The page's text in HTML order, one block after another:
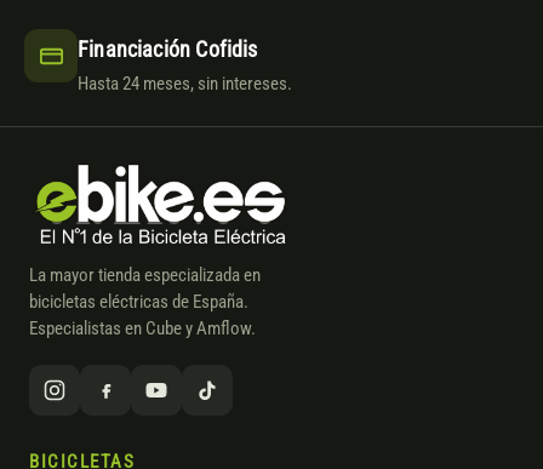
Financiación Cofidis
Hasta 24 meses, sin intereses.
La mayor tienda especializada en
bicicletas eléctricas de España.
Especialistas en Cube y Amflow.
BICICLETAS